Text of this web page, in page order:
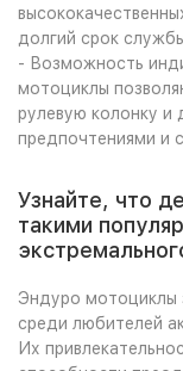
долгий срок
- Возможность
мотоциклы
рулевую колонку и
предпочтениями и
Узнайте, что
такими
Эндуро мотоциклы
среди любителей
Их